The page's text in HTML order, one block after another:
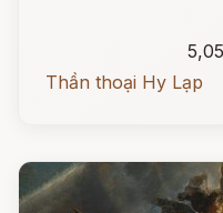
Thần thoại Hy Lạp